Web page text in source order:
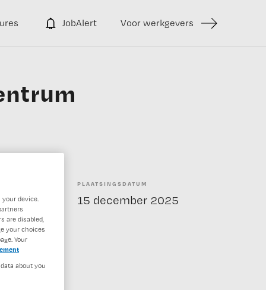
JobAlert Voor werkgevers
PLAATSINGSDATUM
15 december 2025
device.
are disabled,
your choices
Your
about you